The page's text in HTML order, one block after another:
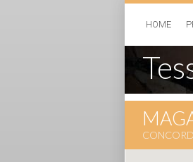
HOME